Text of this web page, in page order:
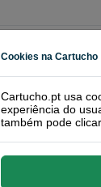
Cookies na Cartucho
Cartucho.pt usa
experiência do
também pode